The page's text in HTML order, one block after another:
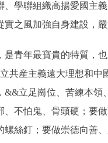
、學聯組織高揚愛國主
之風加強自身建設，
年最寶貴的特質，也
共産主義遠大理想和
&&立足崗位、苦練本
、不怕鬼、骨頭硬；要
螺絲釘；要做崇德向善